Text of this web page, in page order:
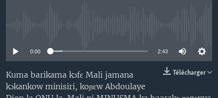
0:00 2:43
Télécharger
Kuma barikama kɔfɛ Mali jamana
kɔkankow minisiri, koɲɛw Abdoulaye